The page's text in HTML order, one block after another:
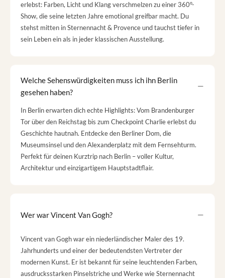
erlebst: Farben, Licht und Klang verschmelzen zu einer 360°-
Show, die seine letzten Jahre emotional greifbar macht. Du
stehst mitten in Sternennacht & Provence und tauchst tiefer in
sein Leben ein als in jeder klassischen Ausstellung.
Welche Sehenswürdigkeiten muss ich ihn Berlin
gesehen haben?
In Berlin erwarten dich echte Highlights: Vom Brandenburger
Tor über den Reichstag bis zum Checkpoint Charlie erlebst du
Geschichte hautnah. Entdecke den Berliner Dom, die
Museumsinsel und den Alexanderplatz mit dem Fernsehturm.
Perfekt für deinen Kurztrip nach Berlin – voller Kultur,
Architektur und einzigartigem Hauptstadtflair.
Wer war Vincent Van Gogh?
Vincent van Gogh war ein niederländischer Maler des 19.
Jahrhunderts und einer der bedeutendsten Vertreter der
modernen Kunst. Er ist bekannt für seine leuchtenden Farben,
ausdrucksstarken Pinselstriche und Werke wie Sternennacht